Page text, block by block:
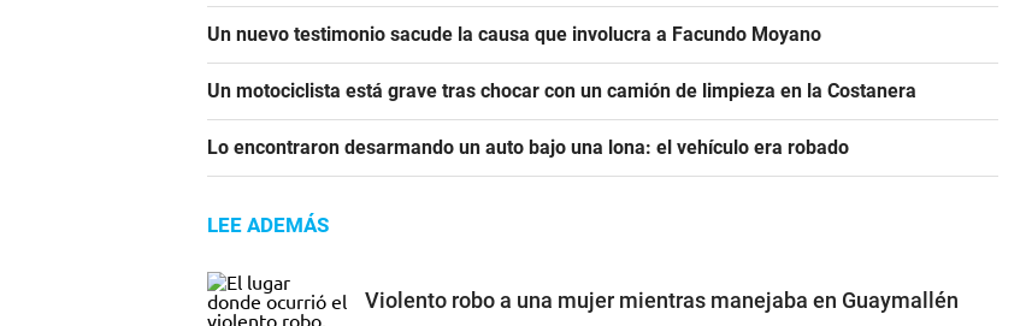
Un nuevo testimonio sacude la causa que involucra a Facundo Moyano
Un motociclista está grave tras chocar con un camión de limpieza en la Costanera
Lo encontraron desarmando un auto bajo una lona: el vehículo era robado
LEE ADEMÁS
Violento robo a una mujer mientras manejaba en Guaymallén